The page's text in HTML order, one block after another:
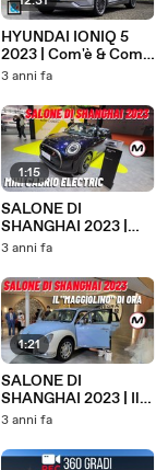
HYUNDAI IONIQ 5
2023 | Com'è & Come
va
3 anni fa
1:15
SALONE DI
SHANGHAI 2023 |
Mini Electric Cabrio
3 anni fa
1:21
SALONE DI
SHANGHAI 2023 | Il
"Maggiolino" di Ora
3 anni fa